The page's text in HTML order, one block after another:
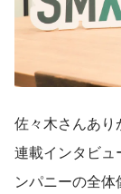
佐々木さんあり
連載インタビュ
ンパニーの全体